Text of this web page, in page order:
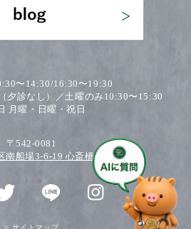
〜14:30/16:30〜19:30
夕診なし）／土曜のみ10:30〜15:30
月曜・日曜・祝日
〒542-0081
南船場3-6-19 心斎橋ワダビル2F
> サイトマップ